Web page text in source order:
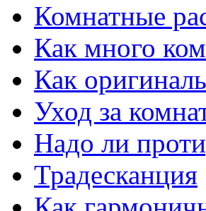
Комнатные
Как много
Как
Уход за
Надо ли
Традесканция